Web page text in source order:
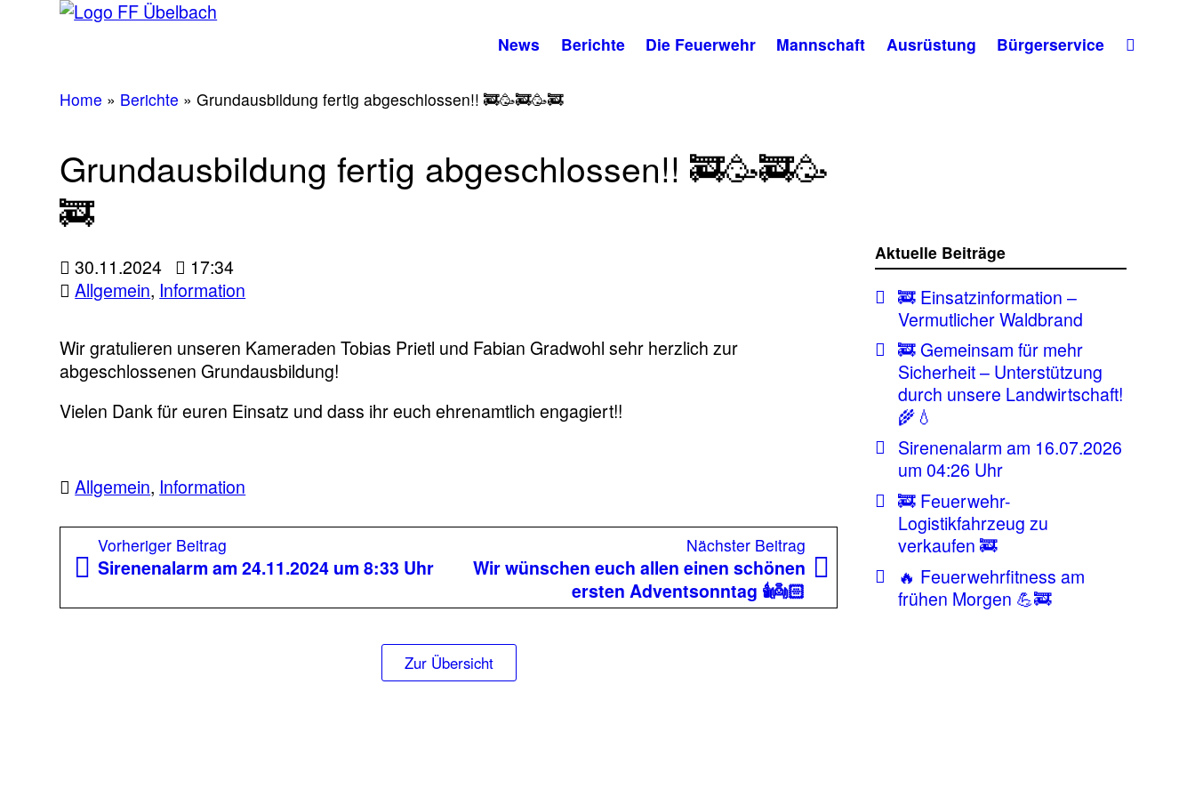
News Berichte Die Feuerwehr Mannschaft Ausrüstung Bürgerservice
Home » Berichte »Grundausbildung fertig abgeschlossen!! 🚒🥳🚒🥳🚒
Grundausbildung fertig abgeschlossen!! 🚒🥳🚒🥳
🚒
30.11.2024
17:34
Allgemein, Information
Wir gratulieren unseren Kameraden Tobias Prietl und Fabian Gradwohl sehr herzlich zur
abgeschlossenen Grundausbildung!
Vielen Dank für euren Einsatz und dass ihr euch ehrenamtlich engagiert!!
Allgemein, Information
Beitragsnavigation
Vorheriger Beitrag
Beitrag:
Sirenenalarm am 24.11.2024 um 8:33 Uhr
Nächster Beitrag
Beitrag:
Wir wünschen euch allen einen schönen
ersten Adventsonntag 🕯️👼🏻
Zur Übersicht
Aktuelle Beiträge
🚒 Einsatzinformation –
Vermutlicher Waldbrand
🚒 Gemeinsam für mehr
Sicherheit – Unterstützung
durch unsere Landwirtschaft!
🌾💧
Sirenenalarm am 16.07.2026
um 04:26 Uhr
🚒 Feuerwehr-
Logistikfahrzeug zu
verkaufen 🚒
🔥 Feuerwehrfitness am
frühen Morgen 💪🚒